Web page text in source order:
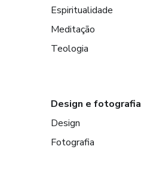
Espiritualidade
Meditação
Teologia
Design e fotografia
Design
Fotografia